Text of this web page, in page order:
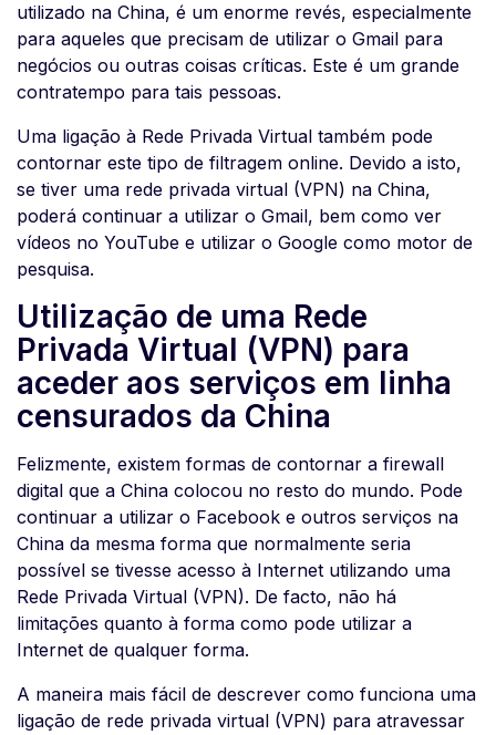
utilizado na China, é um enorme revés, especialmente
para aqueles que precisam de utilizar o Gmail para
negócios ou outras coisas críticas. Este é um grande
contratempo para tais pessoas.
Uma ligação à Rede Privada Virtual também pode
contornar este tipo de filtragem online. Devido a isto,
se tiver uma rede privada virtual (VPN) na China,
poderá continuar a utilizar o Gmail, bem como ver
vídeos no YouTube e utilizar o Google como motor de
pesquisa.
Utilização de uma Rede
Privada Virtual (VPN) para
aceder aos serviços em linha
censurados da China
Felizmente, existem formas de contornar a firewall
digital que a China colocou no resto do mundo. Pode
continuar a utilizar o Facebook e outros serviços na
China da mesma forma que normalmente seria
possível se tivesse acesso à Internet utilizando uma
Rede Privada Virtual (VPN). De facto, não há
limitações quanto à forma como pode utilizar a
Internet de qualquer forma.
A maneira mais fácil de descrever como funciona uma
ligação de rede privada virtual (VPN) para atravessar